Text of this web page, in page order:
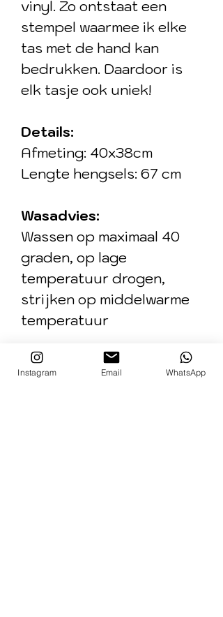
vinyl. Zo ontstaat een
stempel waarmee ik elke
tas met de hand kan
bedrukken. Daardoor is
elk tasje ook uniek!
Details:
Afmeting: 40x38cm
Lengte hengsels: 67 cm
Wasadvies:
Wassen op maximaal 40
graden, op lage
temperatuur drogen,
strijken op middelwarme
temperatuur
Instagram Email WhatsApp